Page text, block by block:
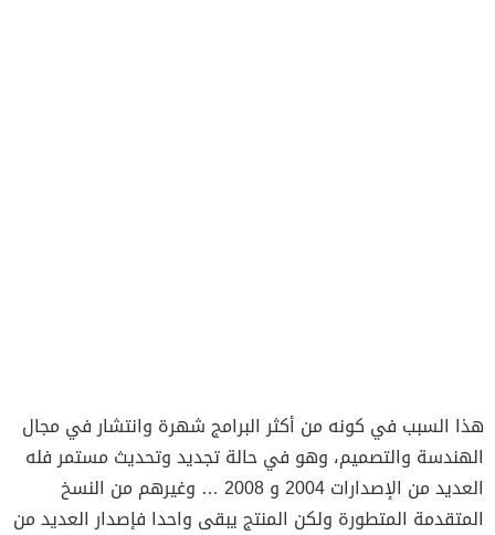
هذا السبب في كونه من أكثر البرامج شهرة وانتشار في مجال
الهندسة والتصميم، وهو في حالة تجديد وتحديث مستمر فله
العديد من الإصدارات 2004 و 2008 … وغيرهم من النسخ
المتقدمة المتطورة ولكن المنتج يبقى واحدا فإصدار العديد من